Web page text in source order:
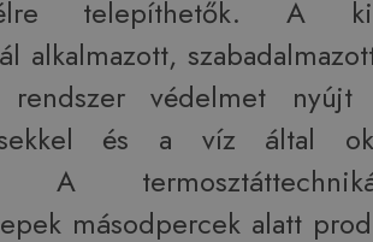
telepíthetők. A
alkalmazott,
rendszer védelmet nyújt
és a víz által
A
másodpercek alatt